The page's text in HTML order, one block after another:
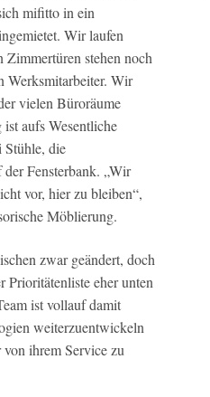
mifitto in ein
Wir laufen
Zimmertüren stehen noch
Werksmitarbeiter. Wir
vielen Büroräume
aufs Wesentliche
Stühle, die
Fensterbank. „Wir
vor, hier zu bleiben“,
Möblierung.
zwar geändert, doch
eher unten
ist vollauf damit
weiterzuentwickeln
ihrem Service zu